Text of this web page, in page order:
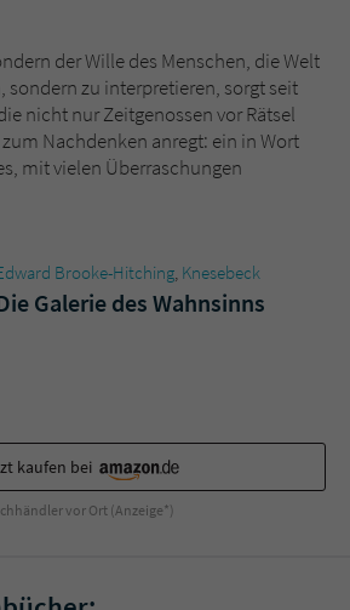
der Wille des Menschen, die Welt
zu interpretieren, sorgt seit
nicht nur Zeitgenossen vor Rätsel
Nachdenken anregt: ein in Wort
mit vielen Überraschungen
Brooke-Hitching, Knesebeck
Galerie des Wahnsinns
kaufen bei
vor Ort (Anzeige*)